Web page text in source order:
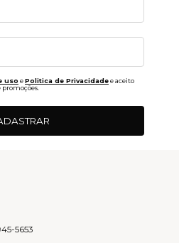
uso ePolitica de Privacidadee aceito
5653